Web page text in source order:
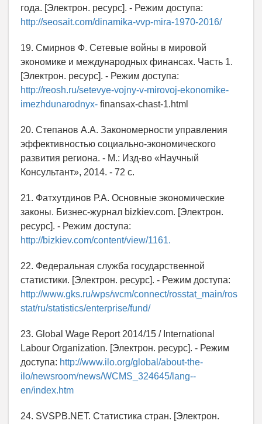
года. [Электрон. ресурс]. - Режим доступа:
http://seosait.com/dinamika-vvp-mira-1970-2016/
19. Смирнов Ф. Сетевые войны в мировой
экономике и международных финансах. Часть 1.
[Электрон. ресурс]. - Режим доступа:
http://reosh.ru/setevye-vojny-v-mirovoj-ekonomike-
imezhdunarodnyx- finansax-chast-1.html
20. Степанов А.А. Закономерности управления
эффективностью социально-экономического
развития региона. - М.: Изд-во «Научный
Консультант», 2014. - 72 с.
21. Фaтxyтдинoв Р.А. Основные экономические
законы. Бизнес-журнал bizkiev.com. [Электрон.
ресурс]. - Режим доступа:
http://bizkiev.com/content/view/1161.
22. Федеральная служба государственной
статистики. [Электрон. ресурс]. - Режим доступа:
http://www.gks.ru/wps/wcm/connect/rosstat_main/ros
stat/ru/statistics/enterprise/fund/
23. Global Wage Report 2014/15 / International
Labour Organization. [Электрон. ресурс]. - Режим
доступа: http://www.ilo.org/global/about-the-
ilo/newsroom/news/WCMS_324645/lang--
en/index.htm
24. SVSPB.NET. Статистика стран. [Электрон.